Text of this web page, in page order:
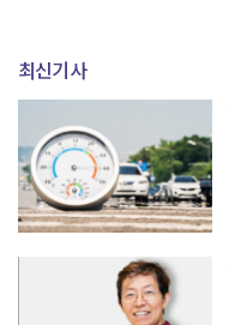
최신기사